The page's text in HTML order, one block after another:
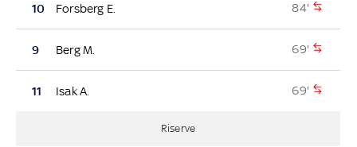
10 Forsberg E. 84'
9 Berg M. 69'
11 Isak A. 69'
Riserve